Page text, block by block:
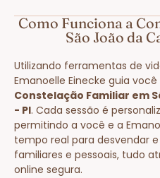
Como Funciona a
São João da
Utilizando ferramentas de
Emanoelle Einecke guia
Constelação Familiar em
- PI. Cada sessão é
permitindo a você e a
tempo real para desvendar
familiares e pessoais, tudo
online segura.